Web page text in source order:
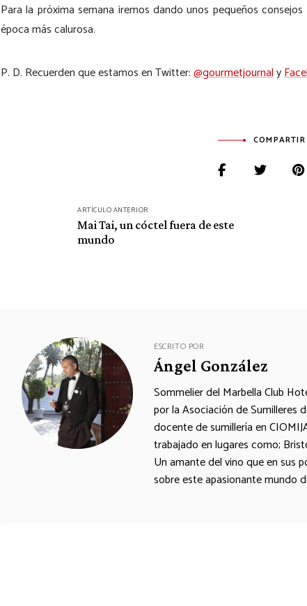
Para la próxima semana iremos dando unos pequeños
época más calurosa.
P. D. Recuerden que estamos en Twitter:@gourmetjournaly
COMPARTIR
ARTÍCULO ANTERIOR
Mai Tai, un cóctel fuera de este
mundo
ESCRITO POR
Ángel González
Sommelier del Marbella Club
por la Asociación de Sumilleres
docente de sumillería en
trabajado en lugares como;
Un amante del vino que en sus
sobre este apasionante mundo